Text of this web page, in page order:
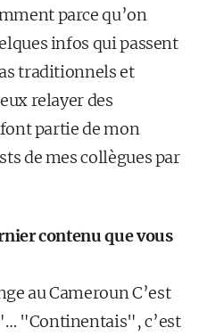
parce qu’on
infos qui passent
traditionnels et
relayer des
partie de mon
de mes collègues par
contenu que vous
au Cameroun C’est
"Continentais", c’est